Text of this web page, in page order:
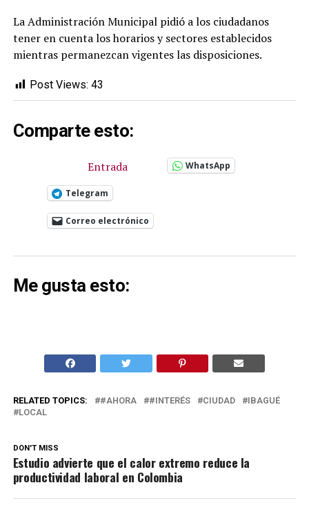
La Administración Municipal pidió a los ciudadanos
tener en cuenta los horarios y sectores establecidos
mientras permanezcan vigentes las disposiciones.
Post Views: 43
Comparte esto:
Entrada WhatsApp
Telegram
Correo electrónico
Me gusta esto:
RELATED TOPICS: #AHORA #INTERÉS CIUDAD
IBAGUÉ
LOCAL
DON'T MISS
Estudio advierte que el calor extremo reduce la
productividad laboral en Colombia